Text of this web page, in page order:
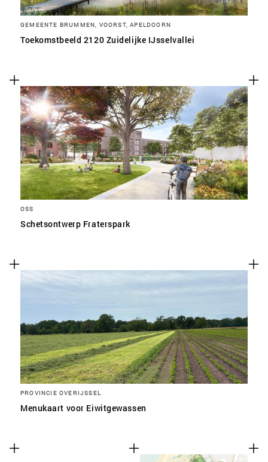
GEMEENTE BRUMMEN, VOORST, APELDOORN
Toekomstbeeld 2120 Zuidelijke IJsselvallei
OSS
Schetsontwerp Fraterspark
PROVINCIE OVERIJSSEL
Menukaart voor Eiwitgewassen